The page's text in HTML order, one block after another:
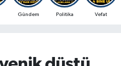
Gündem Politika Vefat